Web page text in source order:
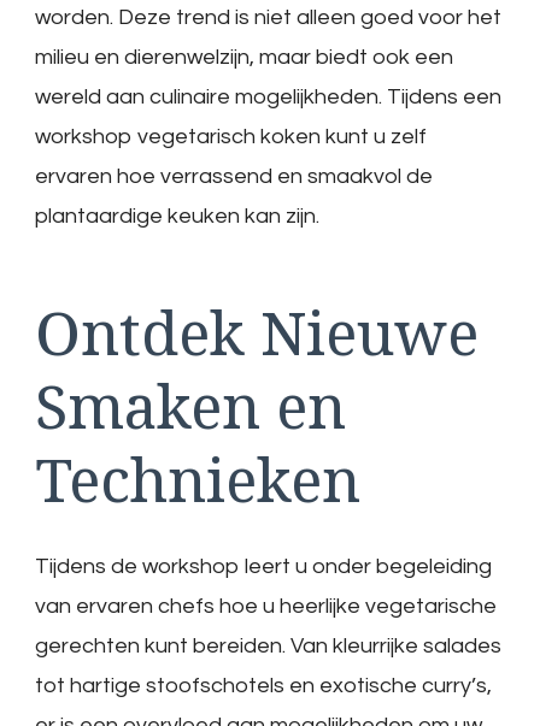
worden. Deze trend is niet alleen goed voor het
milieu en dierenwelzijn, maar biedt ook een
wereld aan culinaire mogelijkheden. Tijdens een
workshop vegetarisch koken kunt u zelf
ervaren hoe verrassend en smaakvol de
plantaardige keuken kan zijn.
Ontdek Nieuwe
Smaken en
Technieken
Tijdens de workshop leert u onder begeleiding
van ervaren chefs hoe u heerlijke vegetarische
gerechten kunt bereiden. Van kleurrijke salades
tot hartige stoofschotels en exotische curry’s,